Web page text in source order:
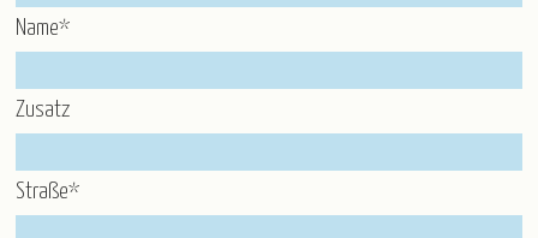
Kontakt
Name*
Zusatz
Straße*